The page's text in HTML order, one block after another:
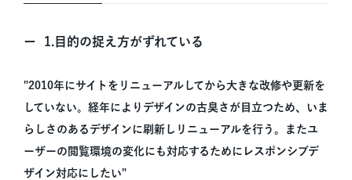
1.目的の捉え方がずれている
"2010年にサイトをリニューアルしてから大きな改修や更新を
していない。経年によりデザインの古臭さが目立つため、いま
らしさのあるデザインに刷新しリニューアルを行う。またユ
ーザーの閲覧環境の変化にも対応するためにレスポンシブデ
ザイン対応にしたい"